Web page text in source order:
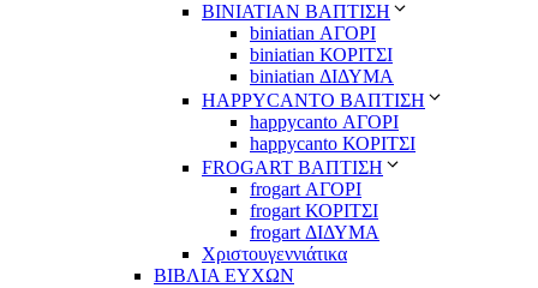
ΒΙΝΙΑΤΙΑΝ ΒΑΠΤΙΣΗ
biniatian ΑΓΟΡΙ
biniatian ΚΟΡΙΤΣΙ
biniatian ΔΙΔΥΜΑ
HAPPYCANTO ΒΑΠΤΙΣΗ
happycanto ΑΓΟΡΙ
happycanto ΚΟΡΙΤΣΙ
FROGART ΒΑΠΤΙΣΗ
frogart ΑΓΟΡΙ
frogart ΚΟΡΙΤΣΙ
frogart ΔΙΔΥΜΑ
Χριστουγεννιάτικα
ΒΙΒΛΙΑ ΕΥΧΩΝ